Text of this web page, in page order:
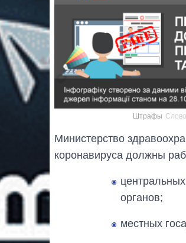
Штрафы
Министерство
коронавируса должны
органов;
местных